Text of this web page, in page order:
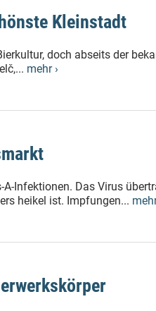
Kleinstadt
doch abseits der
mehr ›
Infektionen. Das Virus
heikel ist. Impfungen...